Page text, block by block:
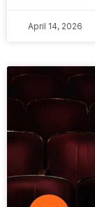
April 14, 2026